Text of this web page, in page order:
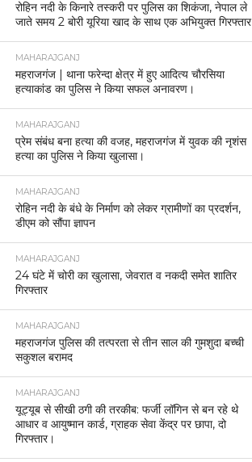
रोहिन नदी के किनारे तस्करी पर पुलिस का शिकंजा, नेपाल ले
जाते समय 2 बोरी यूरिया खाद के साथ एक अभियुक्त गिरफ्तार
MAHARAJGANJ
महराजगंज | थाना फरेन्दा क्षेत्र में हुए आदित्य चौरसिया
हत्याकांड का पुलिस ने किया सफल अनावरण।
MAHARAJGANJ
प्रेम संबंध बना हत्या की वजह, महराजगंज में युवक की नृशंस
हत्या का पुलिस ने किया खुलासा।
MAHARAJGANJ
रोहिन नदी के बंधे के निर्माण को लेकर ग्रामीणों का प्रदर्शन,
डीएम को सौंपा ज्ञापन
MAHARAJGANJ
24 घंटे में चोरी का खुलासा, जेवरात व नकदी समेत शातिर
गिरफ्तार
MAHARAJGANJ
महराजगंज पुलिस की तत्परता से तीन साल की गुमशुदा बच्ची
सकुशल बरामद
MAHARAJGANJ
यूट्यूब से सीखी ठगी की तरकीब: फर्जी लॉगिन से बन रहे थे
आधार व आयुष्मान कार्ड, ग्राहक सेवा केंद्र पर छापा, दो
गिरफ्तार।